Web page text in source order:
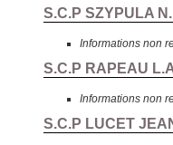
S.C.P SZYPULA
Informations non
S.C.P RAPEAU
Informations non
S.C.P LUCET